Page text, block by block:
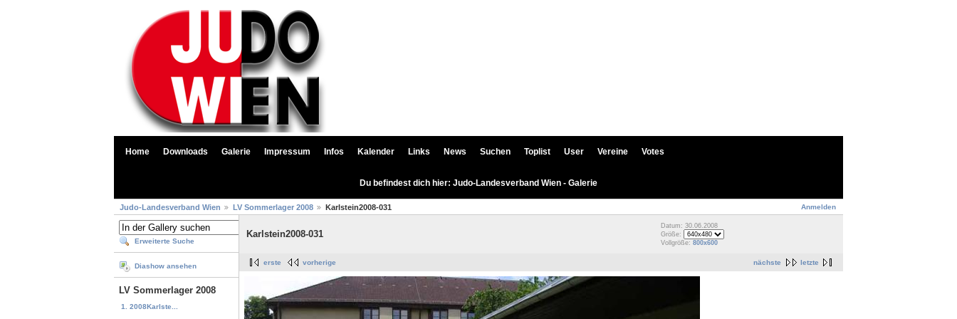
Home Downloads Galerie Impressum Infos Kalender Links News Suchen Toplist User Vereine Votes
Du befindest dich hier: Judo-Landesverband Wien - Galerie
Anmelden
Judo-Landesverband Wien LV Sommerlager 2008 Karlstein2008-031
Erweiterte Suche
Diashow ansehen
LV Sommerlager 2008
1. 2008Karlste...
Karlstein2008-031
Datum: 30.06.2008
Größe:
Vollgröße: 800x600
nächste letzte
erste vorherige